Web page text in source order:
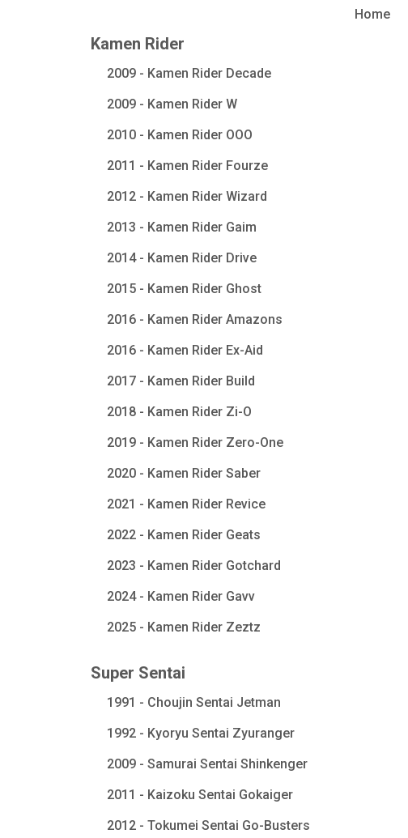
Home
Kamen Rider
2009 - Kamen Rider Decade
2009 - Kamen Rider W
2010 - Kamen Rider OOO
2011 - Kamen Rider Fourze
2012 - Kamen Rider Wizard
2013 - Kamen Rider Gaim
2014 - Kamen Rider Drive
2015 - Kamen Rider Ghost
2016 - Kamen Rider Amazons
2016 - Kamen Rider Ex-Aid
2017 - Kamen Rider Build
2018 - Kamen Rider Zi-O
2019 - Kamen Rider Zero-One
2020 - Kamen Rider Saber
2021 - Kamen Rider Revice
2022 - Kamen Rider Geats
2023 - Kamen Rider Gotchard
2024 - Kamen Rider Gavv
2025 - Kamen Rider Zeztz
Super Sentai
1991 - Choujin Sentai Jetman
1992 - Kyoryu Sentai Zyuranger
2009 - Samurai Sentai Shinkenger
2011 - Kaizoku Sentai Gokaiger
2012 - Tokumei Sentai Go-Busters